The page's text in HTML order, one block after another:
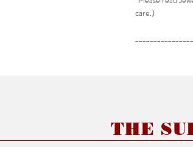
care.)
THE